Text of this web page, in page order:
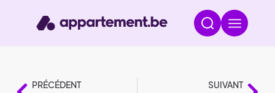
PRÉCÉDENT
SUIVANT